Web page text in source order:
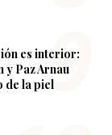
es interior:
y Paz Arnau
de la piel